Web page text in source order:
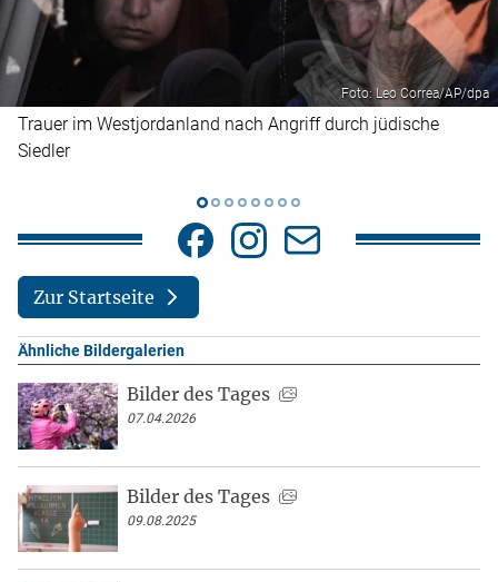
Foto: Leo Correa/AP/dpa
Trauer im Westjordanland nach Angriff durch jüdische
Siedler
Zur Startseite
Ähnliche Bildergalerien
Bilder des Tages
07.04.2026
Bilder des Tages
09.08.2025